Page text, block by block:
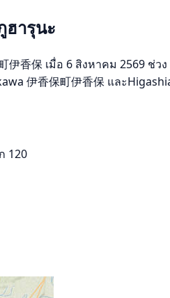
ารุนะ
伊香保 เมื่อ 6 สิงหาคม 2569
伊香保町伊香保 และ
120